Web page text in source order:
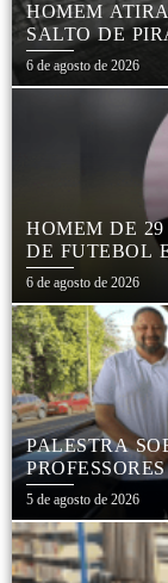
HOMEM
SALTO DE
6 de agosto de 2026
HOMEM DE
DE FUTEBOL
6 de agosto de 2026
PALESTRA
MUNICIPAL
5 de agosto de 2026